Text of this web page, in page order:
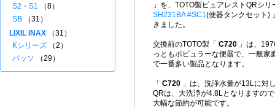
」を、TOTO製ピュアレストQRシ
SH231BA #SC1(便器タンクセット)
きました。
交換前のTOTO製「 C720 」は、
っともポピュラーな便器で、一般家
で一番多い製品となります。
「 C720 」は、洗浄水量が13Lに対
QRは、大洗浄が4.8Lとなりますの
大幅な節約が可能です。
S2・S1 （8）
SB （31）
LIXIL INAX （31）
Kシリーズ （2）
パッソ （29）